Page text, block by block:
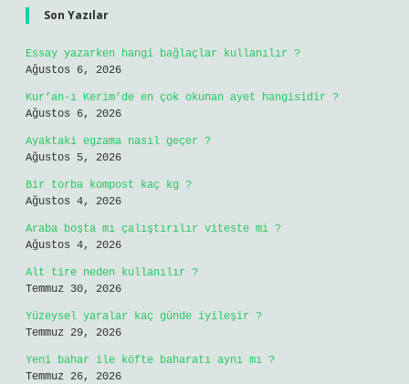
Son Yazılar
Essay yazarken hangi bağlaçlar kullanılır ?
Ağustos 6, 2026
Kur’an-ı Kerim’de en çok okunan ayet hangisidir ?
Ağustos 6, 2026
Ayaktaki egzama nasıl geçer ?
Ağustos 5, 2026
Bir torba kompost kaç kg ?
Ağustos 4, 2026
Araba boşta mı çalıştırılır viteste mi ?
Ağustos 4, 2026
Alt tire neden kullanılır ?
Temmuz 30, 2026
Yüzeysel yaralar kaç günde iyileşir ?
Temmuz 29, 2026
Yeni bahar ile köfte baharatı aynı mı ?
Temmuz 26, 2026